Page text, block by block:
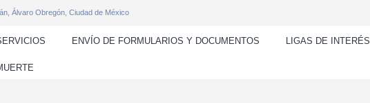
Álvaro Obregón, Ciudad de México
ENVÍO DE FORMULARIOS Y DOCUMENTOS LIGAS DE INTERÉS